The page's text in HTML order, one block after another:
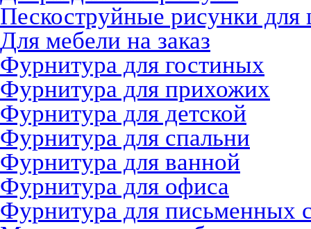
Пескоструйные рисунки
Для мебели на заказ
Фурнитура для гостиных
Фурнитура для прихожих
Фурнитура для детской
Фурнитура для спальни
Фурнитура для ванной
Фурнитура для офиса
Фурнитура для письменных